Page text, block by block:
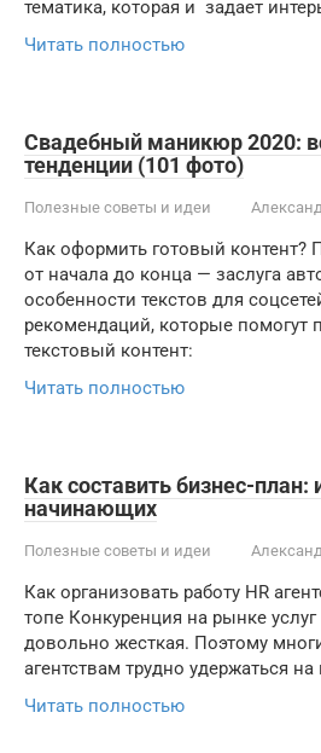
тематика, которая и задает
Читать полностью
Свадебный маникюр 2020:
тенденции (101 фото)
Полезные советы и идеи
Как оформить готовый контент?
от начала до конца — заслуга
особенности текстов для
рекомендаций, которые помогут
текстовый контент:
Читать полностью
Как составить бизнес-план:
начинающих
Полезные советы и идеи
Как организовать работу HR
топе Конкуренция на рынке
довольно жесткая. Поэтому
агентствам трудно удержаться
Читать полностью